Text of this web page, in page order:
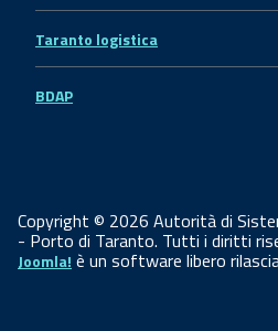
Taranto logistica
BDAP
Copyright © 2026 Autorità di
- Porto di Taranto. Tutti i diritti
Joomla! è un software libero